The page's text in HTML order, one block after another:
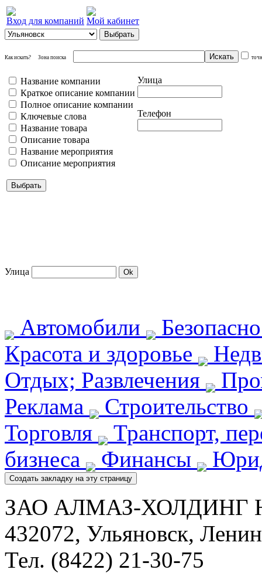
Вход для компаний Мой кабинет
Как искать? Зона поиска
Название компании
Краткое описание компании
Полное описание компании
Ключевые слова
Название товара
Описание товара
Название мероприятия
Описание мероприятия
Улица
Телефон
Улица
Автомобили
Красота и здоровье
Отдых; Развлечения
Реклама
Строительство
Торговля
Транспорт,
бизнеса
Финансы
ЗАО АЛМАЗ-ХОЛДИНГ
432072, Ульяновск,
Тел. (8422) 21-30-75